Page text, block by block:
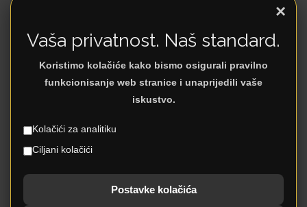
×
Vaša privatnost. Naš standard.
Koristimo kolačiće kako bismo osigurali pravilno
funkcionisanje web stranice i unaprijedili vaše
iskustvo.
Kolačići za analitiku
Ciljani kolačići
Postavke kolačića